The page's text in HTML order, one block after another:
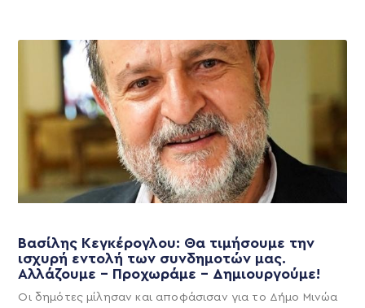
Βασίλης Κεγκέρογλου: Θα τιμήσουμε την
ισχυρή εντολή των συνδημοτών μας.
Αλλάζουμε – Προχωράμε – Δημιουργούμε!
Οι δημότες μίλησαν και αποφάσισαν για το Δήμο Μινώα